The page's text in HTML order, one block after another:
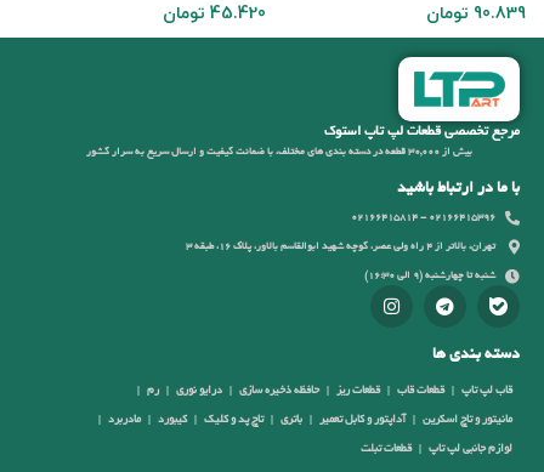
90.839 تومان 45.420 تومان
مرجع تخصصی قطعات لپ تاپ استوک
بیش از 30,000 قطعه در دسته بندی های مختلف، با ضمانت کیفیت و ارسال سریع به سرار کشور
با ما در ارتباط باشید
02166415396 - 02166415814
تهران، بالاتر از 4 راه ولی عصر، کوچه شهید ابوالقاسم بالاور، پلاک 16، طبقه 3
شنبه تا چهارشنبه (9 الی 16:30)
دسته بندی ها
قاب لپ تاپ قطعات قاب قطعات ریز حافظه ذخیره سازی درایو نوری رم
مانیتور و تاچ اسکرین آداپتور و کابل تعمیر باتری تاچ پد و کلیک کیبورد مادربرد
لوازم جانبی لپ تاپ قطعات تبلت